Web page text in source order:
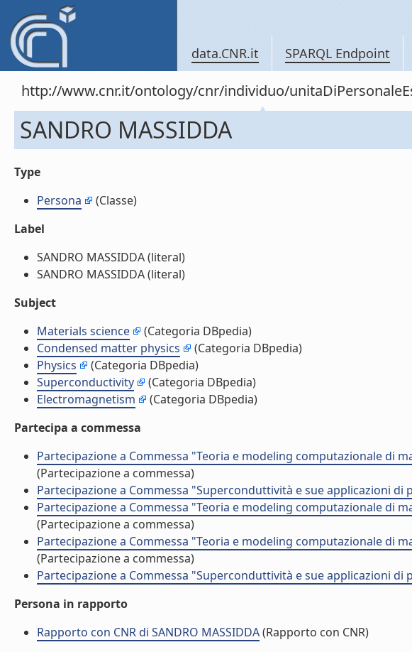
data.CNR.it SPARQL Endpoint
http://www.cnr.it/ontology/cnr/individuo/
SANDRO MASSIDDA
Type
Persona
(Classe)
Label
SANDRO MASSIDDA (literal)
SANDRO MASSIDDA (literal)
Subject
Materials science
(Categoria DBpedia)
Condensed matter physics
(Categoria DBpedia)
Physics
(Categoria DBpedia)
Superconductivity
(Categoria DBpedia)
Electromagnetism
(Categoria DBpedia)
Partecipa a commessa
Partecipazione a Commessa "Teoria e modeling computazionale di
(Partecipazione a commessa)
Partecipazione a Commessa "Superconduttività e sue applicazioni di
Partecipazione a Commessa "Teoria e modeling computazionale di
(Partecipazione a commessa)
Partecipazione a Commessa "Teoria e modeling computazionale di
(Partecipazione a commessa)
Partecipazione a Commessa "Superconduttività e sue applicazioni di
Persona in rapporto
Rapporto con CNR di SANDRO MASSIDDA(Rapporto con CNR)